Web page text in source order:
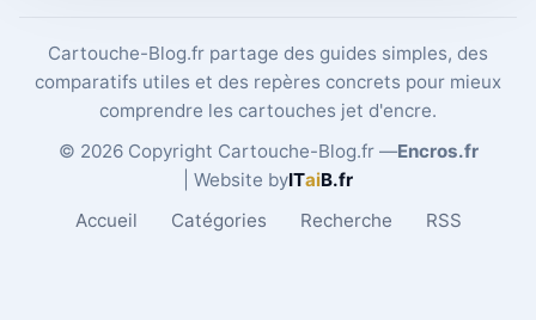
Cartouche-Blog.fr partage des guides simples, des
comparatifs utiles et des repères concrets pour mieux
comprendre les cartouches jet d'encre.
© 2026 Copyright Cartouche-Blog.fr —Encros.fr
| Website byITaiB.fr
Accueil
Catégories Recherche RSS